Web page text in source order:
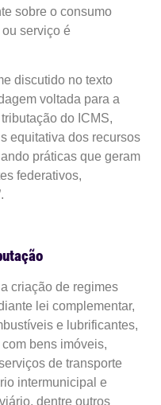
sobre o consumo
serviço é
discutido no texto
voltada para a
do ICMS,
equitativa dos recursos
práticas que geram
federativos,
criação de regimes
lei complementar,
e lubrificantes,
bens imóveis,
de transporte
intermunicipal e
dentre outros